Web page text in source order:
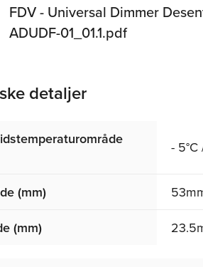
FDV - Universal Dimmer
ADUDF-01_01.1.pdf
detaljer
- 5°C
(mm)
(mm)